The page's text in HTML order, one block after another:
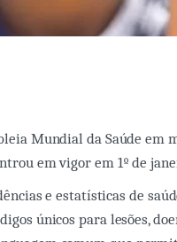
Mundial da Saúde em
em vigor em 1º de
e estatísticas de
únicos para lesões,